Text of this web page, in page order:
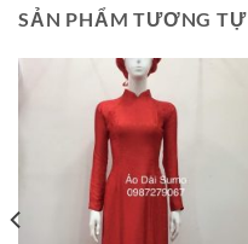
SẢN PHẨM TƯƠNG TỰ